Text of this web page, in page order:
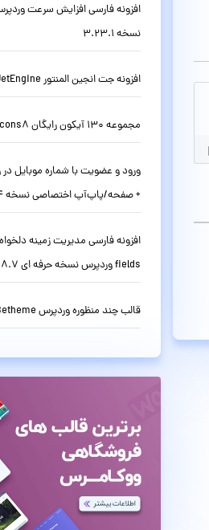
نسخه 3.23.1
افزونه جت انجین المنتور JetEngine نسخه 3.8.13.2
مجموعه 130 آیکون رایگان Icons8 به صورت SVG
+ صفحه/پاپ‌آپ اختصاصی نسخه 0.9.2.4
fields وردپرس نسخه حرفه ای 6.8.7
قالب چند منظوره وردپرس Betheme نسخه 28.5.6